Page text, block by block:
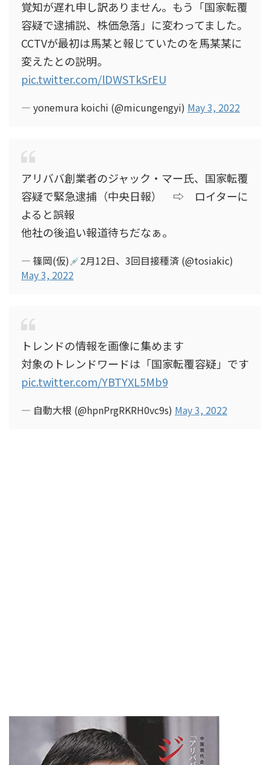
覚知が遅れ申し訳ありません。もう「国家転覆
容疑で逮捕説、株価急落」に変わってました。
CCTVが最初は馬某と報じていたのを馬某某に
変えたとの説明。
pic.twitter.com/lDWSTkSrEU
— yonemura koichi (@micungengyi) May 3, 2022
アリババ創業者のジャック・マー氏、国家転覆
容疑で緊急逮捕（中央日報） ⇨ ロイターに
よると誤報
他社の後追い報道待ちだなぁ。
— 篠岡(仮)
2月12日、3回目接種済 (@tosiakic)
May 3, 2022
トレンドの情報を画像に集めます
対象のトレンドワードは「国家転覆容疑」です
pic.twitter.com/YBTYXL5Mb9
— 自動大根 (@hpnPrgRKRH0vc9s) May 3, 2022